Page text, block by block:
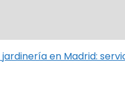
en Madrid: